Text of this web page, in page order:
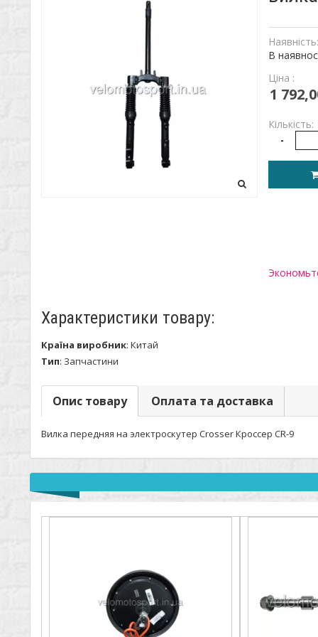
Наявність:
В
Ціна :
1
Кількість:
-
Характеристики товару:
Країна виробник: Китай
Тип: Запчастини
Опис товару Оплата та доставка
Вилка передняя на электроскутер Crosser Кроссер CR-9